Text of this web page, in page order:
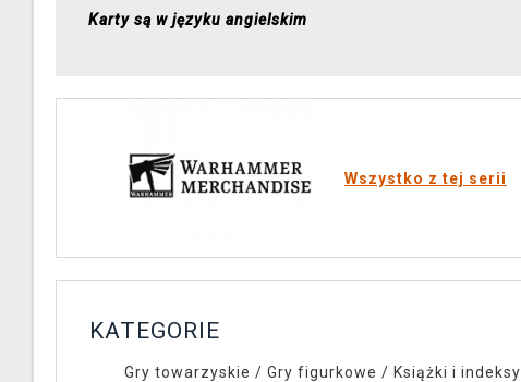
Karty są w języku angielskim
Wszystko z tej serii
KATEGORIE
Gry towarzyskie / Gry figurkowe / Książki i indeksy